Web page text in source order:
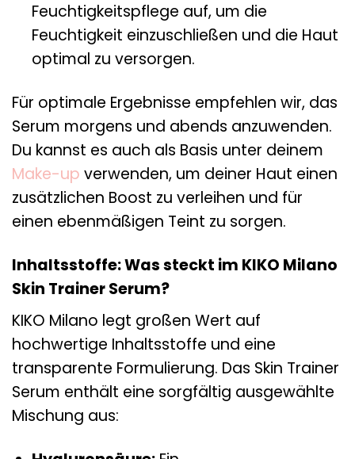
Feuchtigkeitspflege auf, um die
Feuchtigkeit einzuschließen und die Haut
optimal zu versorgen.
Für optimale Ergebnisse empfehlen wir, das
Serum morgens und abends anzuwenden.
Du kannst es auch als Basis unter deinem
Make-up verwenden, um deiner Haut einen
zusätzlichen Boost zu verleihen und für
einen ebenmäßigen Teint zu sorgen.
Inhaltsstoffe: Was steckt im KIKO Milano
Skin Trainer Serum?
KIKO Milano legt großen Wert auf
hochwertige Inhaltsstoffe und eine
transparente Formulierung. Das Skin Trainer
Serum enthält eine sorgfältig ausgewählte
Mischung aus: